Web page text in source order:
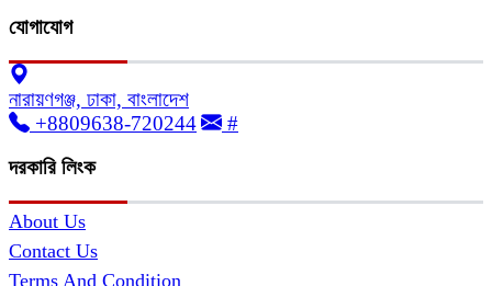
যোগাযোগ
নারায়ণগঞ্জ, ঢাকা, বাংলাদেশ
+8809638-720244
#
দরকারি লিংক
About Us
Contact Us
Terms And Condition